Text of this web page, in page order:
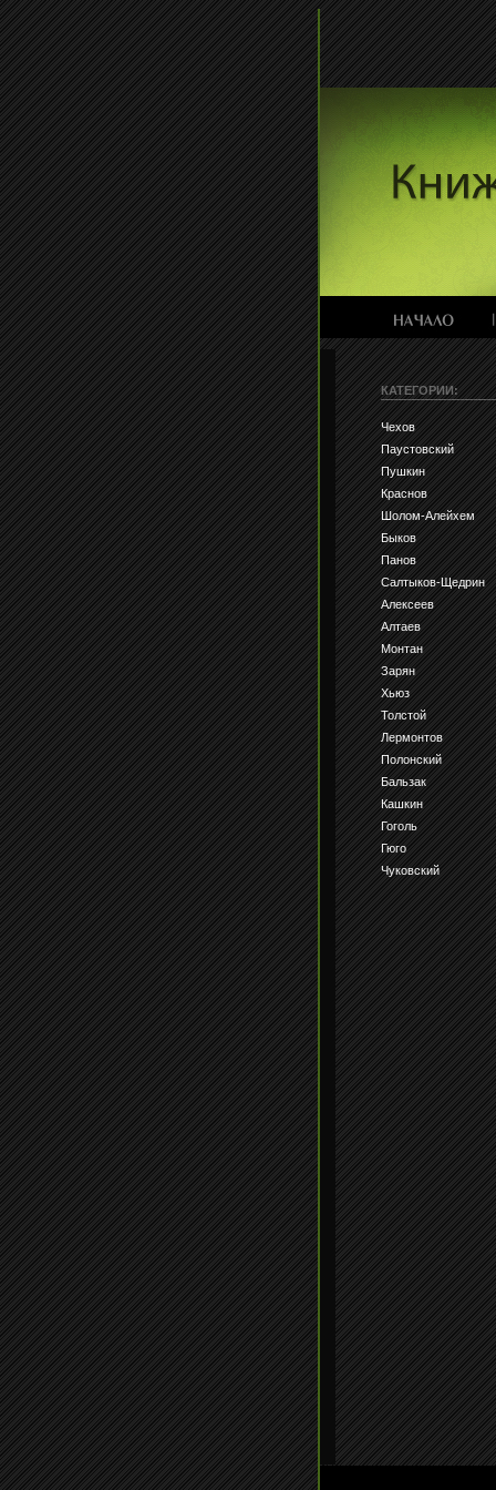
КАТЕГОРИИ:
Чехов
Паустовский
Пушкин
Краснов
Шолом-Алейхем
Быков
Панов
Салтыков-Щедрин
Алексеев
Алтаев
Монтан
Зарян
Хьюз
Толстой
Лермонтов
Полонский
Бальзак
Кашкин
Гоголь
Гюго
Чуковский